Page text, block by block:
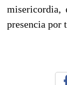
misericordia,
presencia por